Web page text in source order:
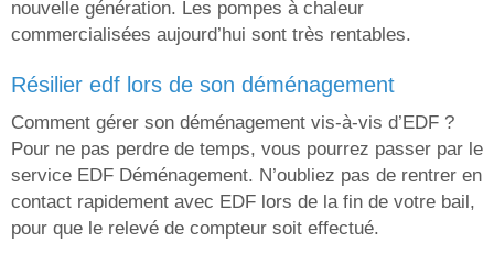
nouvelle génération. Les pompes à chaleur
commercialisées aujourd’hui sont très rentables.
résilier edf lors de son déménagement
Comment gérer son déménagement vis-à-vis d’EDF ?
Pour ne pas perdre de temps, vous pourrez passer par le
service EDF Déménagement. N’oubliez pas de rentrer en
contact rapidement avec EDF lors de la fin de votre bail,
pour que le relevé de compteur soit effectué.